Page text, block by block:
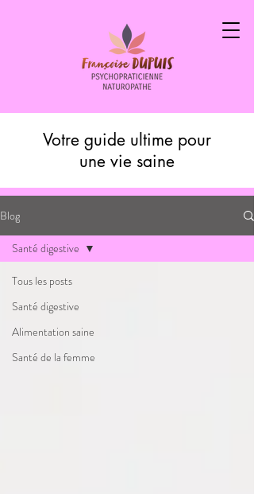
Votre guide ultime pour
une vie saine
Blog
Tous les posts
Santé digestive
Alimentation saine
Santé de la femme
Santé digestive